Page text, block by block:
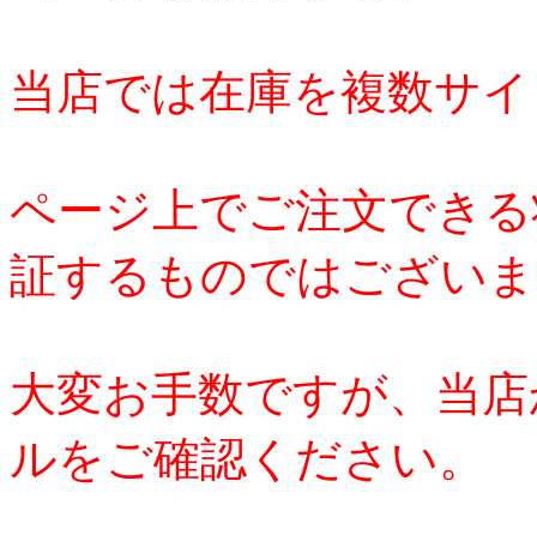
当店では在庫を複数サ
ページ上でご注文でき
証するものではござい
大変お手数ですが、当
ルをご確認ください。